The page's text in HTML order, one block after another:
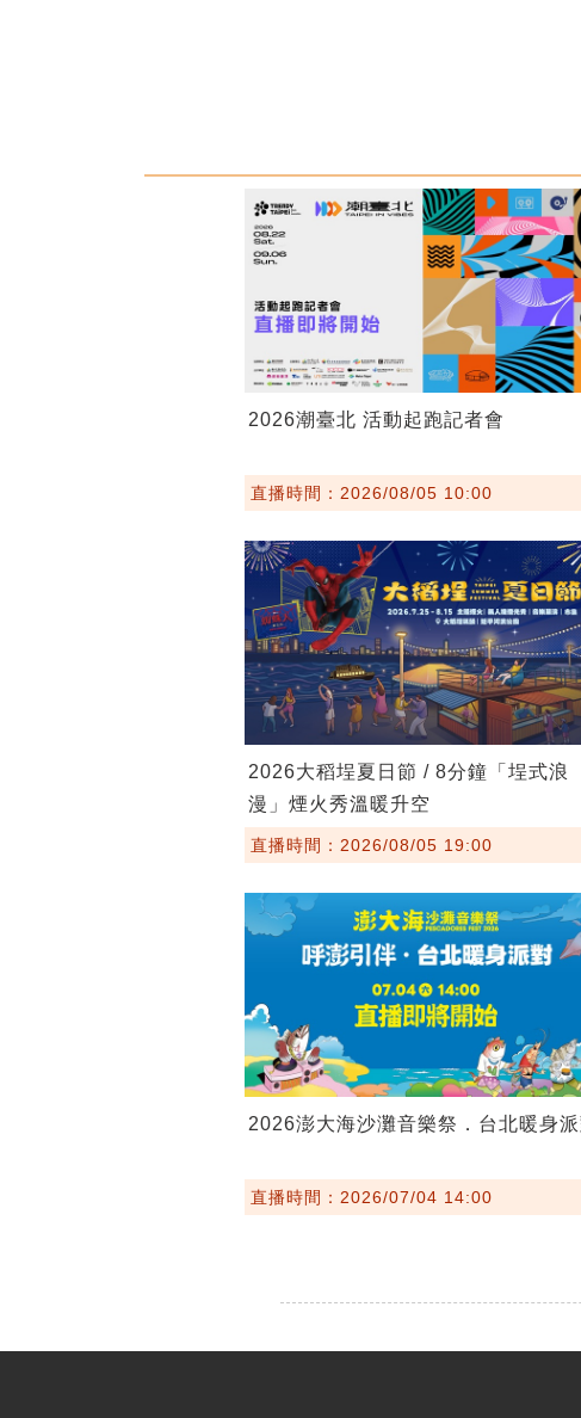
2026潮臺北 活動起跑記者會
直播時間：2026/08/05 10:00
2026大稻埕夏日節 / 8分鐘「埕式浪
漫」煙火秀溫暖升空
直播時間：2026/08/05 19:00
2026澎大海沙灘音樂祭．台北暖身
直播時間：2026/07/04 14:00